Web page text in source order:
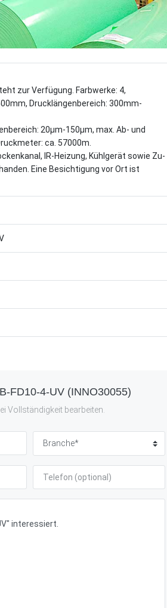
zur Verfügung. Farbwerke: 4,
Drucklängenbereich: 300mm-
20µm-150µm, max. Ab- und
ca. 57000m.
IR-Heizung, Kühlgerät sowie Zu-
Eine Besichtigung vor Ort ist
FD10-4-UV (INNO30055)
Vollständigkeit bearbeiten.